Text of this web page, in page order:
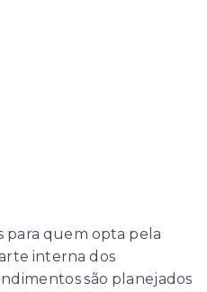
para quem opta pela
interna dos
são planejados